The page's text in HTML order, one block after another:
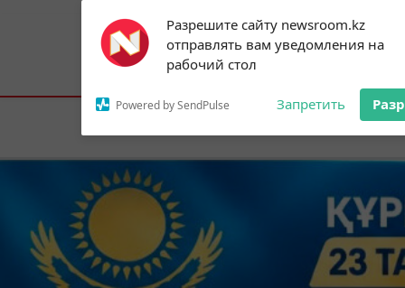
Разрешите сайту newsroom.kz
отправлять вам уведомления на
рабочий стол
Powered by SendPulse Запретить
Subscribe to our
notifications!
To enable permission prompts, click on
the notification icon
Астана:26°C Алматы:32°C
Елорда